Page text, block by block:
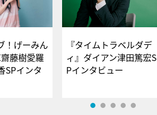
！げーみん
藤樹愛羅
SPインタ
『タイムトラベルダデ
ィ』ダイアン津田篤宏S
Pインタビュー